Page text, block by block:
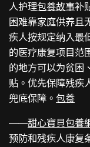
人护理包養故事补
困难靠家庭供养且
疾人按规定纳入最
的医疗康复项目范
的地方可以为贫困
贴。优先保障残疾
兜底保障。包養
——甜心寶貝包養
预防和残疾人康复